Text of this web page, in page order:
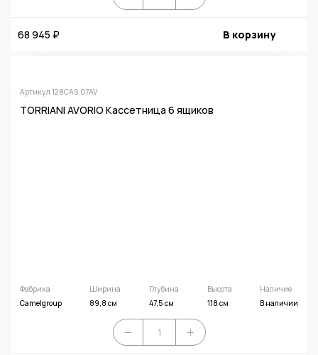
68 945 ₽ В корзину
Артикул 128CAS.07AV
TORRIANI AVORIO Кассетница 6 ящиков
Фабрика
Camelgroup
Ширина
89,8 см
Глубина
47,5 см
Высота
118 см
Наличие
В наличии